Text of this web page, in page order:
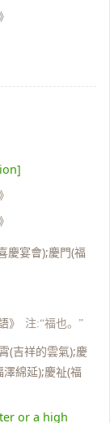
慶宴會);慶門(福
》 注:“福也。”
(吉祥的雲氣);慶
澤綿延);慶祉(福
or a high